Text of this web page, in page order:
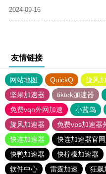
2024-09-16
友情链接
网站地图 QuickQ 旋风
坚果加速器
tiktok加速器
免费vqn外网加速
小蓝鸟
旋风加速器
免费vps加速器
快连加速器
快连加速器官
快鸭加速器
快柠檬加速器
软件中心
雷霆加速 狂飙